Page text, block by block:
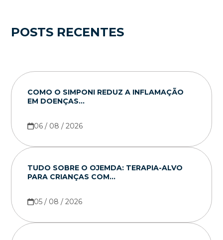
POSTS RECENTES
COMO O SIMPONI REDUZ A INFLAMAÇÃO
EM DOENÇAS...
06 / 08 / 2026
TUDO SOBRE O OJEMDA: TERAPIA-ALVO
PARA CRIANÇAS COM...
05 / 08 / 2026